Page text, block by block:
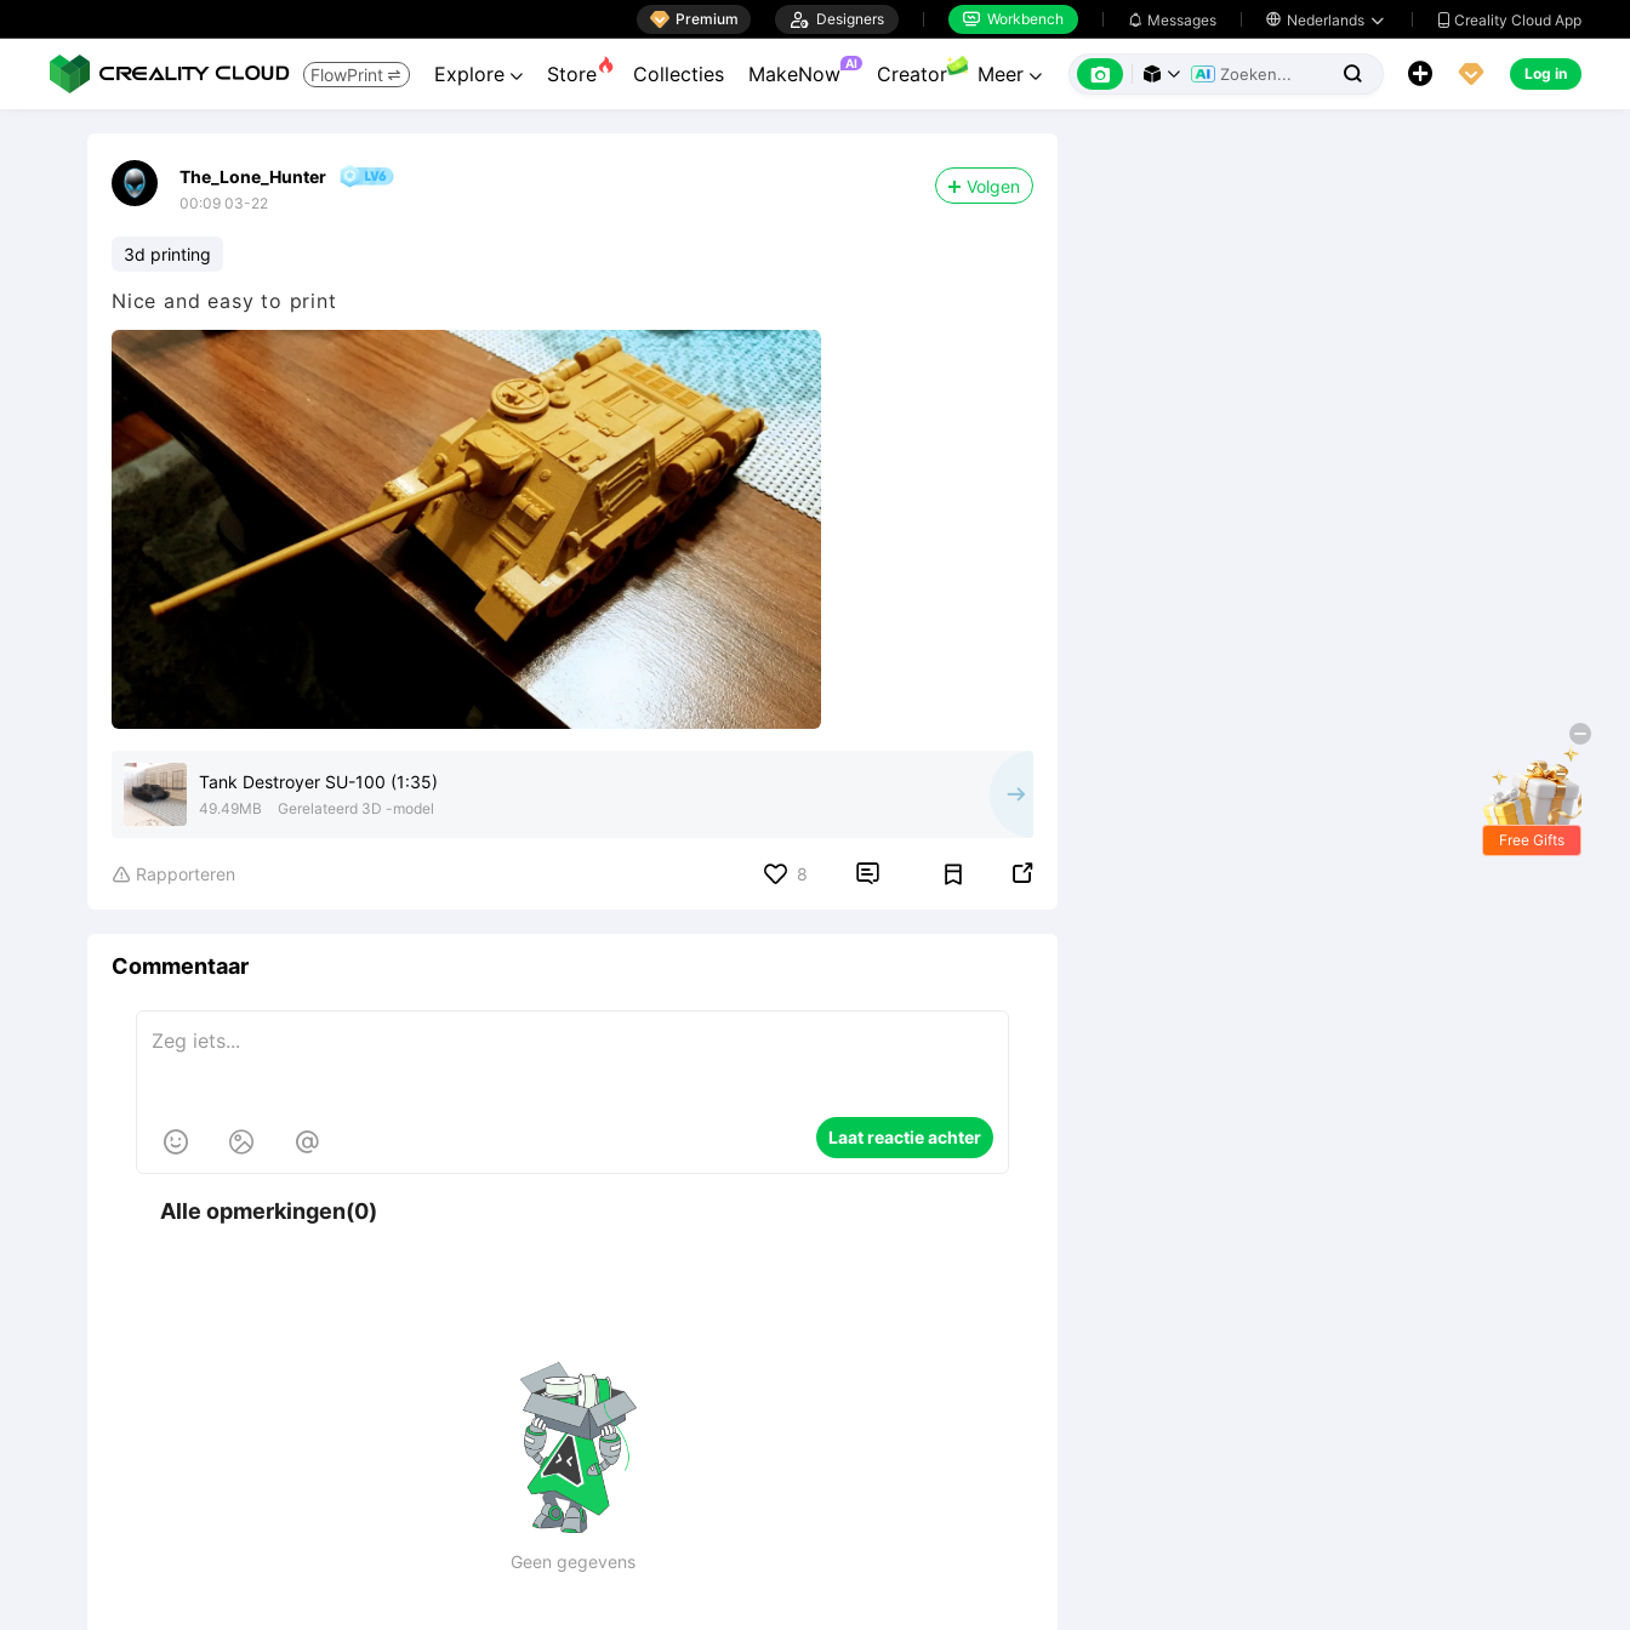
 Premium  Designers  Workbench  Messages  Nederlands   Creality Cloud App
FlowPrint  Explore  Store Collecties MakeNow AI Creator Meer        Log in
The_Lone_Hunter
00:09 03-22
Volgen
3d printing
Nice and easy to print
Tank Destroyer SU-100 (1:35)
49.49MB Gerelateerd 3D -model
 Rapporteren 8  
Commentaar
   Laat reactie achter
Alle opmerkingen(0)
Geen gegevens
Free Gifts